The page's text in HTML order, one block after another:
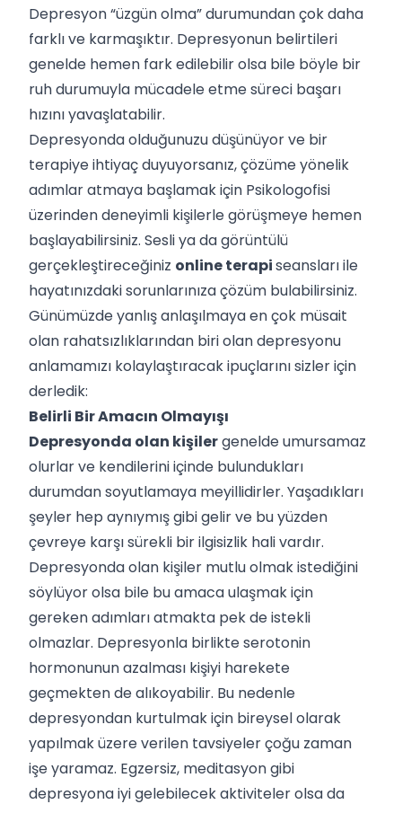
Depresyon “üzgün olma” durumundan çok daha
farklı ve karmaşıktır. Depresyonun belirtileri
genelde hemen fark edilebilir olsa bile böyle bir
ruh durumuyla mücadele etme süreci başarı
hızını yavaşlatabilir.
Depresyonda olduğunuzu düşünüyor ve bir
terapiye ihtiyaç duyuyorsanız, çözüme yönelik
adımlar atmaya başlamak için Psikologofisi
üzerinden deneyimli kişilerle görüşmeye hemen
başlayabilirsiniz. Sesli ya da görüntülü
gerçekleştireceğiniz online terapiseansları ile
hayatınızdaki sorunlarınıza çözüm bulabilirsiniz.
Günümüzde yanlış anlaşılmaya en çok müsait
olan rahatsızlıklarından biri olan depresyonu
anlamamızı kolaylaştıracak ipuçlarını sizler için
derledik:
Belirli Bir Amacın Olmayışı
Depresyonda olan kişilergenelde umursamaz
olurlar ve kendilerini içinde bulundukları
durumdan soyutlamaya meyillidirler. Yaşadıkları
şeyler hep aynıymış gibi gelir ve bu yüzden
çevreye karşı sürekli bir ilgisizlik hali vardır.
Depresyonda olan kişiler mutlu olmak istediğini
söylüyor olsa bile bu amaca ulaşmak için
gereken adımları atmakta pek de istekli
olmazlar. Depresyonla birlikte serotonin
hormonunun azalması kişiyi harekete
geçmekten de alıkoyabilir. Bu nedenle
depresyondan kurtulmak için bireysel olarak
yapılmak üzere verilen tavsiyeler çoğu zaman
işe yaramaz. Egzersiz, meditasyon gibi
depresyona iyi gelebilecek aktiviteler olsa da